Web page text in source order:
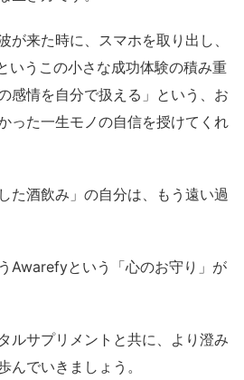
が来た時に、スマホを取り出し、
いうこの小さな成功体験の積み重
感情を自分で扱える」という、お
った一生モノの自信を授けてくれ
た酒飲み」の自分は、もう遠い過
Awarefyという「心のお守り」が
ルサプリメントと共に、より澄み
んでいきましょう。